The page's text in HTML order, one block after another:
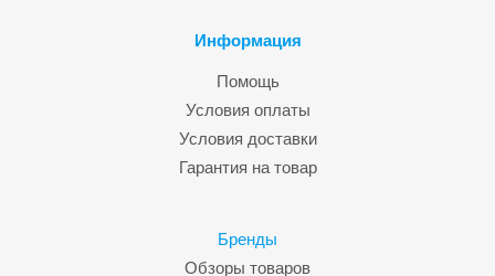
Информация
Помощь
Условия оплаты
Условия доставки
Гарантия на товар
Бренды
Обзоры товаров